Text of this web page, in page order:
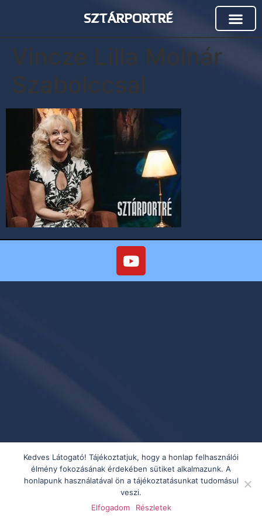
SZTÁRPORTRÉ
Vincze Lilla Molnár
Szabolccsal
Kedves Látogató! Tájékoztatjuk, hogy a honlap felhasználói
élmény fokozásának érdekében sütiket alkalmazunk. A
honlapunk használatával ön a tájékoztatásunkat tudomásul
veszi.
Elfogadom
Részletek